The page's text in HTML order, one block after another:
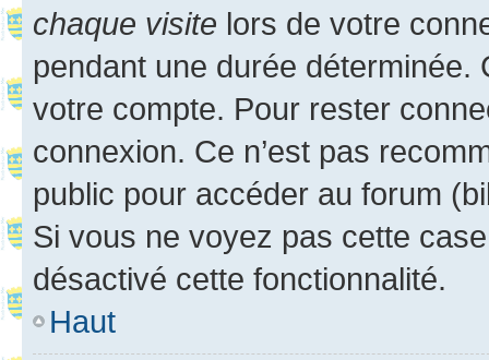
chaque visite lors de votre
pendant une durée déterminée.
votre compte. Pour rester
connexion. Ce n’est pas
public pour accéder au forum
Si vous ne voyez pas cette
désactivé cette fonctionnalité.
Haut